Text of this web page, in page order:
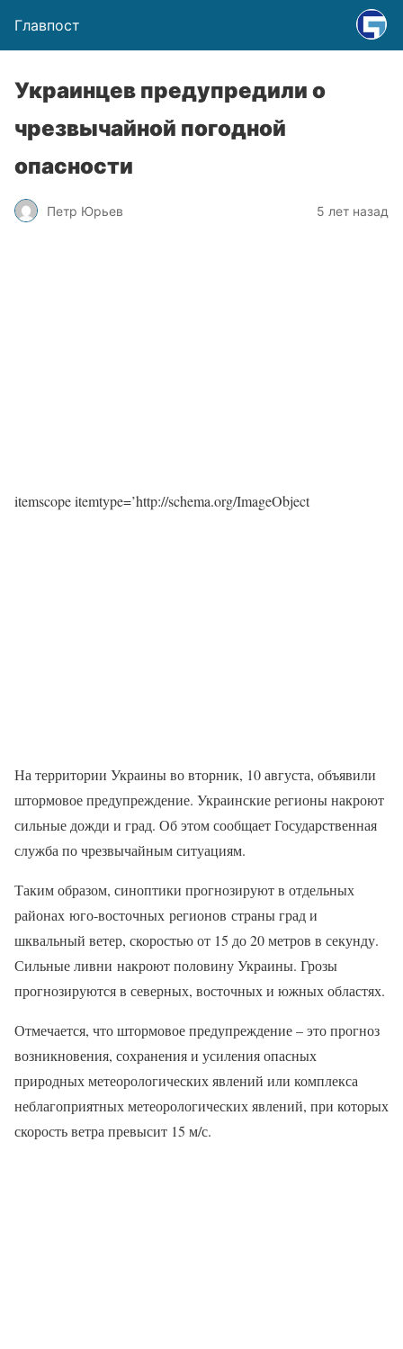
Главпост
Украинцев предупредили о
чрезвычайной погодной
опасности
Петр Юрьев 5 лет назад
itemscope itemtype=’http://schema.org/ImageObject
На территории Украины во вторник, 10 августа, объявили
штормовое предупреждение. Украинские регионы накроют
сильные дожди и град. Об этом сообщает Государственная
служба по чрезвычайным ситуациям.
Таким образом, синоптики прогнозируют в отдельных
районах юго-восточных регионов страны град и
шквальный ветер, скоростью от 15 до 20 метров в секунду.
Сильные ливни накроют половину Украины. Грозы
прогнозируются в северных, восточных и южных областях.
Отмечается, что штормовое предупреждение – это прогноз
возникновения, сохранения и усиления опасных
природных метеорологических явлений или комплекса
неблагоприятных метеорологических явлений, при которых
скорость ветра превысит 15 м/с.